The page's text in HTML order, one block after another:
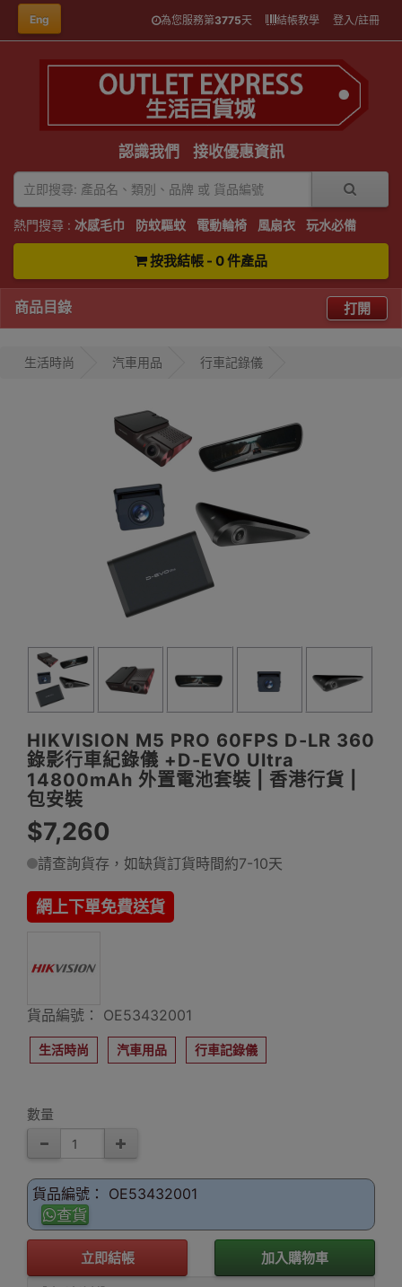
Eng 為您服務第3775天 結帳教學 登入/註冊
認識我們 接收優惠資訊
熱門搜尋 : 冰感毛巾 防蚊驅蚊 電動輪椅 風扇衣 玩水必備
按我結帳 - 0 件產品
商品目錄 打開
生活時尚 汽車用品 行車記錄儀
HIKVISION M5 PRO 60FPS D-LR 360
錄影行車紀錄儀 +D-EVO Ultra
14800mAh 外置電池套裝 | 香港行貨 |
包安裝
$7,260
請查詢貨存，如缺貨訂貨時間約7-10天
網上下單免費送貨
貨品編號： OE53432001
生活時尚 汽車用品 行車記錄儀
數量
貨品編號： OE53432001
查貨
立即結帳 加入購物車